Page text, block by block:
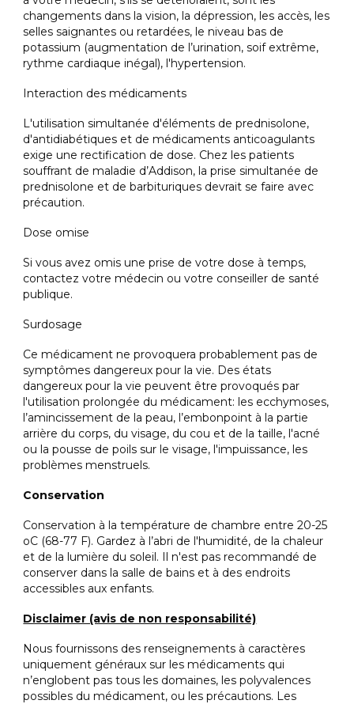
changements dans la vision, la dépression, les accès, les
selles saignantes ou retardées, le niveau bas de
potassium (augmentation de l’urination, soif extrême,
rythme cardiaque inégal), l'hypertension.
Interaction des médicaments
L'utilisation simultanée d'éléments de prednisolone,
d'antidiabétiques et de médicaments anticoagulants
exige une rectification de dose. Chez les patients
souffrant de maladie d’Addison, la prise simultanée de
prednisolone et de barbituriques devrait se faire avec
précaution.
Dose omise
Si vous avez omis une prise de votre dose à temps,
contactez votre médecin ou votre conseiller de santé
publique.
Surdosage
Ce médicament ne provoquera probablement pas de
symptômes dangereux pour la vie. Des états
dangereux pour la vie peuvent être provoqués par
l'utilisation prolongée du médicament: les ecchymoses,
l’amincissement de la peau, l’embonpoint à la partie
arrière du corps, du visage, du cou et de la taille, l'acné
ou la pousse de poils sur le visage, l'impuissance, les
problèmes menstruels.
Conservation
Conservation à la température de chambre entre 20-25
oC (68-77 F). Gardez à l’abri de l'humidité, de la chaleur
et de la lumière du soleil. Il n'est pas recommandé de
conserver dans la salle de bains et à des endroits
accessibles aux enfants.
Disclaimer (avis de non responsabilité)
Nous fournissons des renseignements à caractères
uniquement généraux sur les médicaments qui
n’englobent pas tous les domaines, les polyvalences
possibles du médicament, ou les précautions. Les